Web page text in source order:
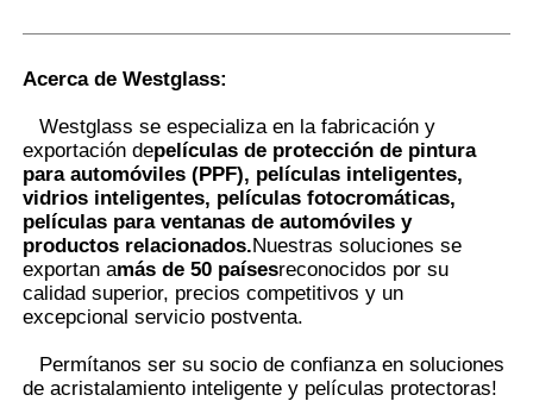
Acerca de Westglass:
Westglass se especializa en la fabricación y
exportación depelículas de protección de pintura
para automóviles (PPF), películas inteligentes,
vidrios inteligentes, películas fotocromáticas,
películas para ventanas de automóviles y
productos relacionados.Nuestras soluciones se
exportan amás de 50 paísesreconocidos por su
calidad superior, precios competitivos y un
excepcional servicio postventa.
Permítanos ser su socio de confianza en soluciones
de acristalamiento inteligente y películas protectoras!